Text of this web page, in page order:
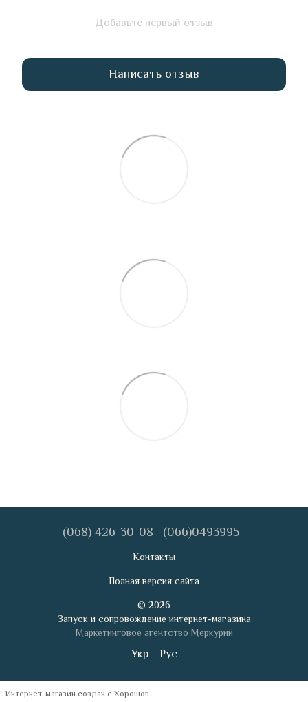
Добавьте первый отзыв
Написать отзыв
(068) 426-30-08 (066)0493995
Контакты
Полная версия сайта
© 2026
Запуск и сопровождение интернет-магазина
Маркетинговое агентство Меркурий
Укр Рус
Интернет-магазин создан с Хорошоп